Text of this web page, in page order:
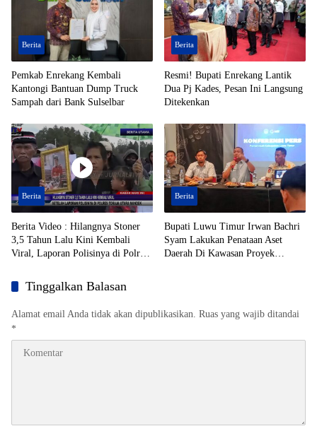
Berita
Pemkab Enrekang Kembali
Kantongi Bantuan Dump Truck
Sampah dari Bank Sulselbar
Berita
Resmi! Bupati Enrekang Lantik
Dua Pj Kades, Pesan Ini Langsung
Ditekenkan
Berita
Berita Video : Hilangnya Stoner
3,5 Tahun Lalu Kini Kembali
Viral, Laporan Polisinya di Polres
Berita
Bupati Luwu Timur Irwan Bachri
Syam Lakukan Penataan Aset
Daerah Di Kawasan Proyek
Tinggalkan Balasan
Alamat email Anda tidak akan dipublikasikan. Ruas yang wajib ditandai
*